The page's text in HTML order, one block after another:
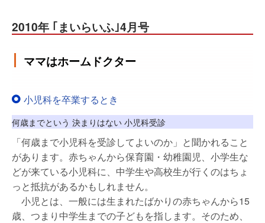
2010年 ｢まいらいふ｣4月号
小児科を卒業するとき
何歳までという 決まりはない 小児科受診
「何歳まで小児科を受診してよいのか」と聞かれること
があります。赤ちゃんから保育園・幼稚園児、小学生な
どが来ている小児科に、中学生や高校生が行くのはちょ
っと抵抗があるかもしれません。
小児とは、一般には生まれたばかりの赤ちゃんから15
歳、つまり中学生までの子どもを指します。そのため、